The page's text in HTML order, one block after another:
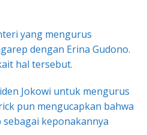
yang mengurus
dengan Erina Gudono.
hal tersebut.
Jokowi untuk mengurus
pun mengucapkan bahwa
keponakannya